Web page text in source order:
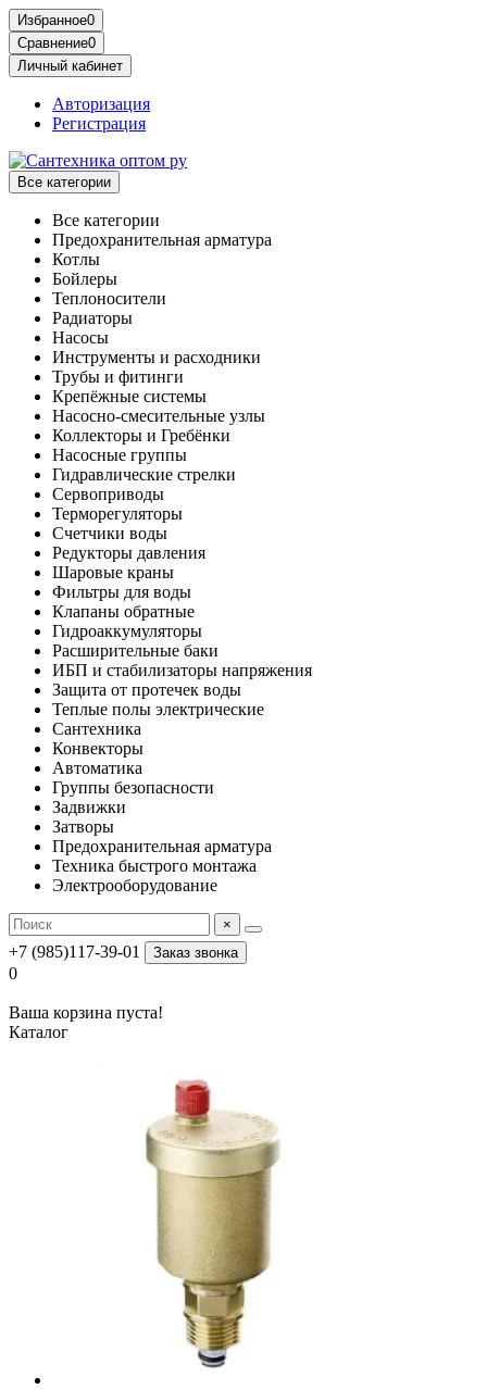
Избранное0
Сравнение0
Личный кабинет
Авторизация
Регистрация
Все категории
Все категории
Предохранительная арматура
Котлы
Бойлеры
Теплоносители
Радиаторы
Насосы
Инструменты и расходники
Трубы и фитинги
Крепёжные системы
Насосно-смесительные узлы
Коллекторы и Гребёнки
Насосные группы
Гидравлические стрелки
Сервоприводы
Терморегуляторы
Счетчики воды
Редукторы давления
Шаровые краны
Фильтры для воды
Клапаны обратные
Гидроаккумуляторы
Расширительные баки
ИБП и стабилизаторы напряжения
Защита от протечек воды
Теплые полы электрические
Сантехника
Конвекторы
Автоматика
Группы безопасности
Задвижки
Затворы
Предохранительная арматура
Техника быстрого монтажа
Электрооборудование
×
+7 (985)117-39-01 Заказ звонка
0
Ваша корзина пуста!
Каталог